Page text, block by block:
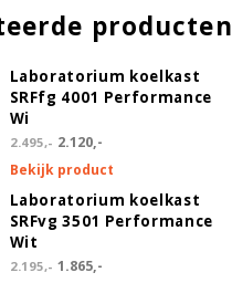
producten
Laboratorium koelkast
SRFfg 4001 Performance
Wi
2.495,- 2.120,-
Bekijk product
Laboratorium koelkast
SRFvg 3501 Performance
Wit
2.195,- 1.865,-